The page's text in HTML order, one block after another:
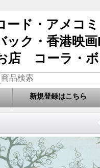
ード・アメコ
ック・香港映
店 コーラ・ボ
新規登録はこちら